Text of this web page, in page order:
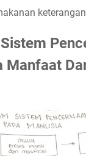
keterangan
Manfaat